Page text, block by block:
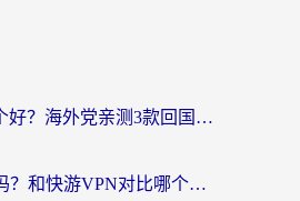
迅游和穿梭哪个好？海外党亲测3款回国加速器+手游加速对比，附避坑指南
斧牛VPN好用吗？和快游VPN对比哪个回国效果更好？马来西亚留学生亲测分享